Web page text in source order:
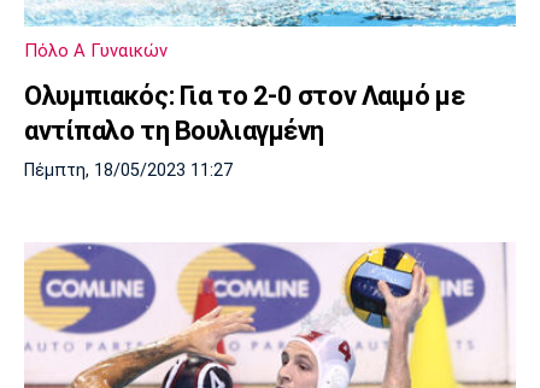
Πόλο Α Γυναικών
Ολυμπιακός: Για το 2-0 στον Λαιμό με
αντίπαλο τη Βουλιαγμένη
Πέμπτη, 18/05/2023 11:27